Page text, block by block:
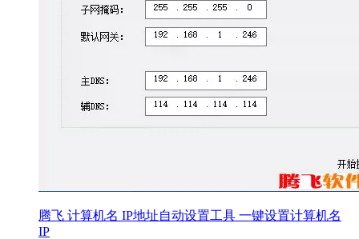
腾飞 计算机名 IP地址自动设置工具 一键设置计算机名
IP